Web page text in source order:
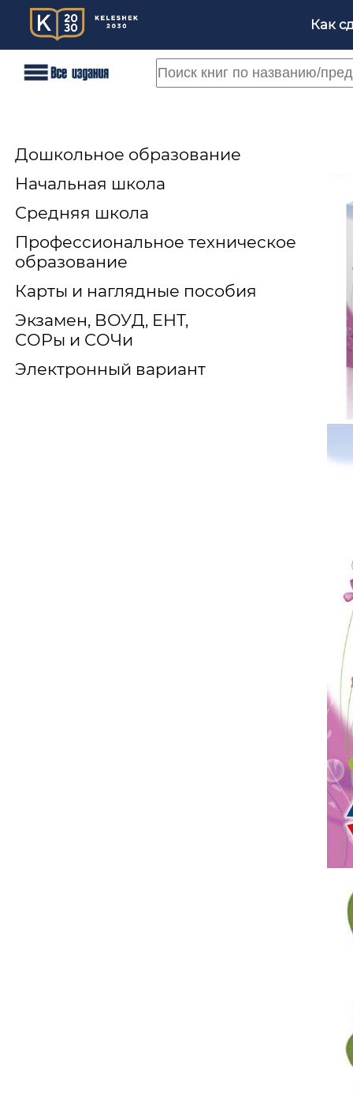
Как
Дошкольное образование
Начальная школа
Средняя школа
Профессиональное техническое
образование
Карты и наглядные пособия
Экзамен, ВОУД, ЕНТ,
СОРы и СОЧи
Электронный вариант